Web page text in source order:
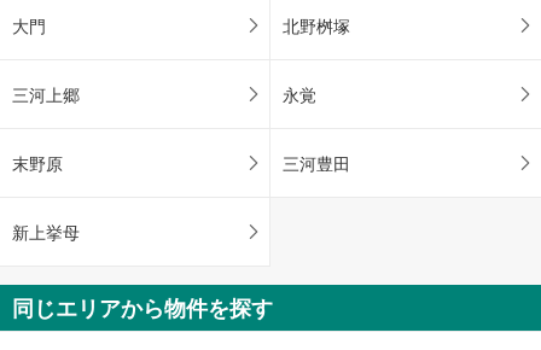
大門 北野桝塚
三河上郷 永覚
末野原 三河豊田
新上挙母
同じエリアから物件を探す